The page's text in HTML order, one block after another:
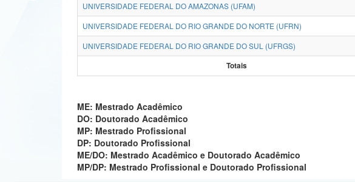
UNIVERSIDADE FEDERAL DO AMAZONAS (UFAM)
UNIVERSIDADE FEDERAL DO RIO GRANDE DO NORTE (UFRN)
UNIVERSIDADE FEDERAL DO RIO GRANDE DO SUL (UFRGS)
Totais
ME: Mestrado Acadêmico
DO: Doutorado Acadêmico
MP: Mestrado Profissional
DP: Doutorado Profissional
ME/DO: Mestrado Acadêmico e Doutorado Acadêmico
MP/DP: Mestrado Profissional e Doutorado Profissional